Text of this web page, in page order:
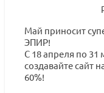
Май приносит
ЭПИР!
С 18 апреля по 31
создавайте сайт
60%!